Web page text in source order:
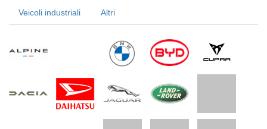
Veicoli industriali Altri